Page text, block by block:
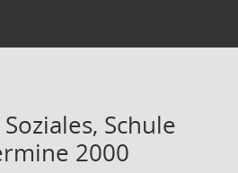
Schule
2000